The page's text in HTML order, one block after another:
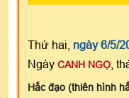
Thứ hai, ngày 6/5/
Ngày CANH NGỌ ,
Hắc đạo (thiên hình